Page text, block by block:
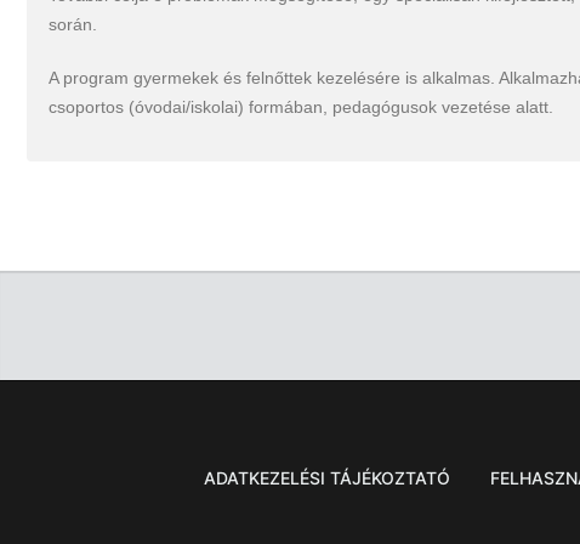
során.
A program gyermekek és felnőttek kezelésére is alkalmas.
csoportos (óvodai/iskolai) formában, pedagógusok vezetése alatt.
ADATKEZELÉSI TÁJÉKOZTATÓ